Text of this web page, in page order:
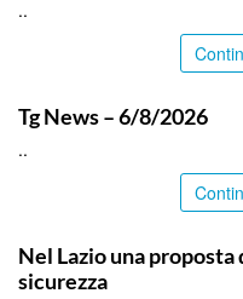
..
Tg News – 6/8/2026
..
Nel Lazio una
sicurezza